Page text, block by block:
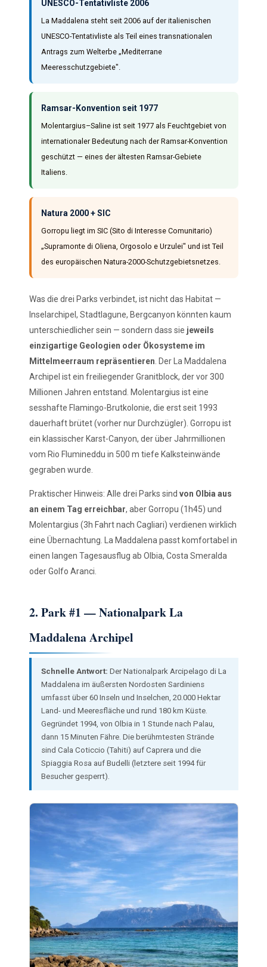
UNESCO-Tentativliste 2006
La Maddalena steht seit 2006 auf der italienischen
UNESCO-Tentativliste als Teil eines transnationalen
Antrags zum Welterbe „Mediterrane
Meeresschutzgebiete".
Ramsar-Konvention seit 1977
Molentargius–Saline ist seit 1977 als Feuchtgebiet von
internationaler Bedeutung nach der Ramsar-Konvention
geschützt — eines der ältesten Ramsar-Gebiete
Italiens.
Natura 2000 + SIC
Gorropu liegt im SIC (Sito di Interesse Comunitario)
„Supramonte di Oliena, Orgosolo e Urzulei" und ist Teil
des europäischen Natura-2000-Schutzgebietsnetzes.
Was die drei Parks verbindet, ist nicht das Habitat —
Inselarchipel, Stadtlagune, Bergcanyon könnten kaum
unterschiedlicher sein — sondern dass sie jeweils
einzigartige Geologien oder Ökosysteme im
Mittelmeerraum repräsentieren . Der La Maddalena
Archipel ist ein freiliegender Granitblock, der vor 300
Millionen Jahren entstand. Molentargius ist eine
sesshafte Flamingo-Brutkolonie, die erst seit 1993
dauerhaft brütet (vorher nur Durchzügler). Gorropu ist
ein klassischer Karst-Canyon, der über Jahrmillionen
vom Rio Flumineddu in 500 m tiefe Kalksteinwände
gegraben wurde.
Praktischer Hinweis: Alle drei Parks sind von Olbia aus
an einem Tag erreichbar, aber Gorropu (1h45) und
Molentargius (3h Fahrt nach Cagliari) verdienen wirklich
eine Übernachtung. La Maddalena passt komfortabel in
einen langen Tagesausflug ab Olbia, Costa Smeralda
oder Golfo Aranci.
2. Park #1 — Nationalpark La
Maddalena Archipel
Schnelle Antwort: Der Nationalpark Arcipelago di La
Maddalena im äußersten Nordosten Sardiniens
umfasst über 60 Inseln und Inselchen, 20.000 Hektar
Land- und Meeresfläche und rund 180 km Küste.
Gegründet 1994, von Olbia in 1 Stunde nach Palau,
dann 15 Minuten Fähre. Die berühmtesten Strände
sind Cala Coticcio (Tahiti) auf Caprera und die
Spiaggia Rosa auf Budelli (letztere seit 1994 für
Besucher gesperrt).